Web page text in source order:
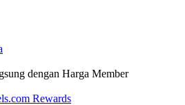
dengan Harga Member
Rewards